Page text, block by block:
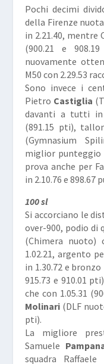
Pochi decimi
della Firenze
in 2.21.40, mentre
(900.21 e
nuovamente
M50 con 2.29.53
Sono invece i
Pietro Castiglia
davanti a tutti in
(891.15 pti),
(Gymnasium
miglior punteggio
prova anche per
in 2.10.76 e 898.67
100 sl
Si accorciano le
over-900, podio di
(Chimera
1.02.21, argento
in 1.30.72 e bronzo
915.73 e 910.01
che con 1.05.31
Molinari (DLF
pti).
La migliore
Samuele
squadra Raffaele